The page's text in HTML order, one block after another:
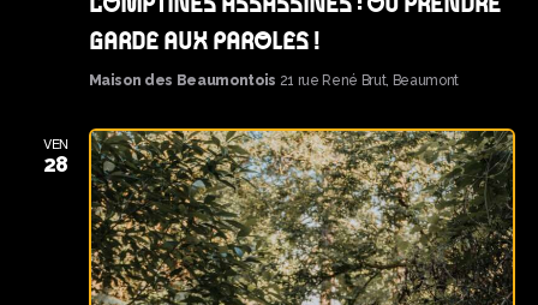
COMPTINES ASSASSINES : OU PRENDRE
GARDE AUX PAROLES !
Maison des Beaumontois 21 rue René Brut, Beaumont
VEN
28